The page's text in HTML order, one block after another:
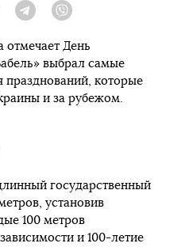
Twitter Telegram
отмечает День
выбрал самые
празднований, которые
и за рубежом.
государственный
установив
100 метров
и 100-летие